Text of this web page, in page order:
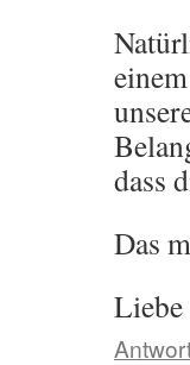
dass
Das